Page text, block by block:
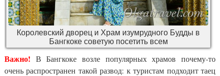
Королевский дворец и Храм изумрудного Будды в
Бангкоке советую посетить всем
Важно! В Бангкоке возле популярных храмов почему-то
очень распространен такой развод: к туристам подходит таец